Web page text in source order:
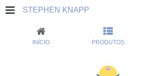
STEPHEN KNAPP
INÍCIO PRODUTOS